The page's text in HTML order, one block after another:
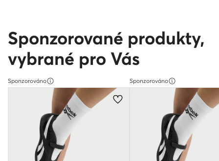
Sponzorované produkty,
vybrané pro Vás
Sponzorováno Sponzorováno